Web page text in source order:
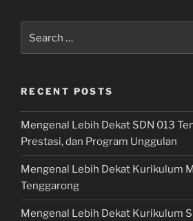
for:
RECENT POSTS
Mengenal Lebih Dekat SDN 013
Prestasi, dan Program Unggulan
Mengenal Lebih Dekat Kurikulum
Tenggarong
Mengenal Lebih Dekat Kurikulum